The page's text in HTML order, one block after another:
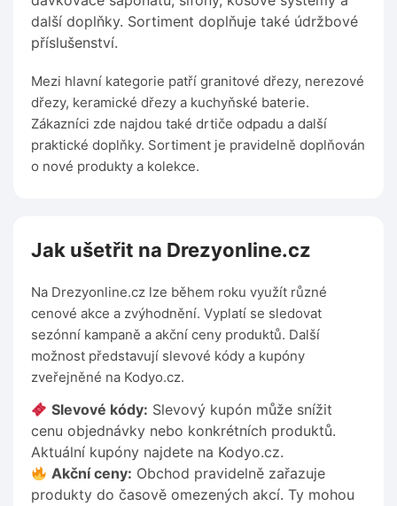
další doplňky. Sortiment doplňuje také údržbové
příslušenství.
Mezi hlavní kategorie patří granitové dřezy, nerezové
dřezy, keramické dřezy a kuchyňské baterie.
Zákazníci zde najdou také drtiče odpadu a další
praktické doplňky. Sortiment je pravidelně doplňován
o nové produkty a kolekce.
Jak ušetřit na Drezyonline.cz
Na Drezyonline.cz lze během roku využít různé
cenové akce a zvýhodnění. Vyplatí se sledovat
sezónní kampaně a akční ceny produktů. Další
možnost představují slevové kódy a kupóny
zveřejněné na Kodyo.cz.
Slevové kódy: Slevový kupón může snížit
cenu objednávky nebo konkrétních produktů.
Aktuální kupóny najdete na Kodyo.cz.
Akční ceny: Obchod pravidelně zařazuje
produkty do časově omezených akcí. Ty mohou